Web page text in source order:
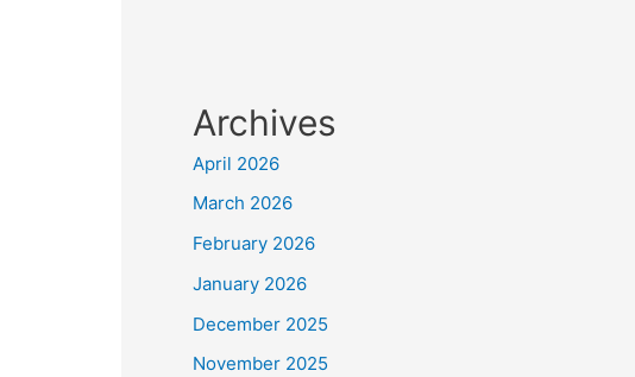
Archives
April 2026
March 2026
February 2026
January 2026
December 2025
November 2025